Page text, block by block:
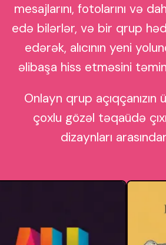
mesajlarını, fotolarını və
edə bilərlər, və bir qrup
edərək, alıcının yeni
əlibaşa hiss etməsini
Onlayn qrup açıqçanızın
çoxlu gözəl təqaüdə
dizaynları